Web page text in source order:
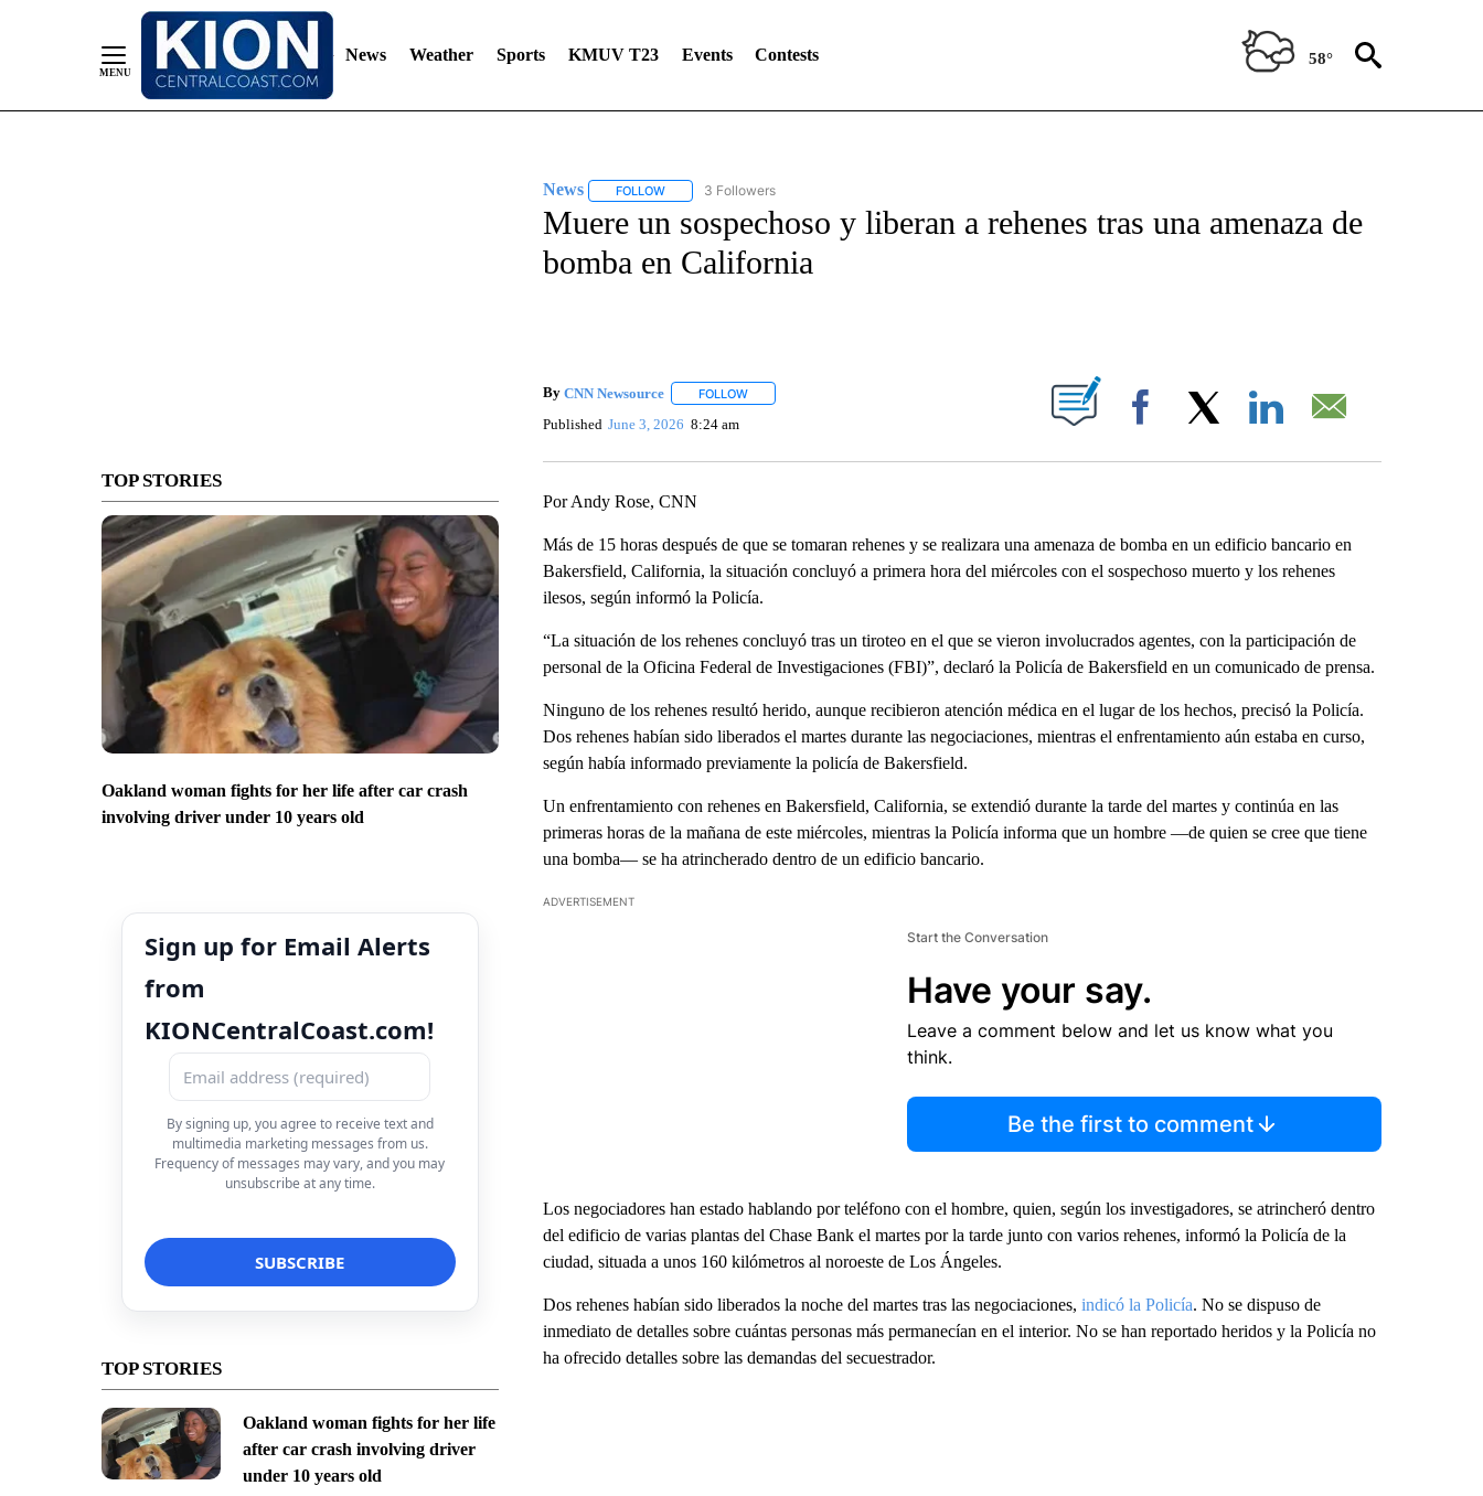
News Weather Sports KMUV T23 Events Contests 58°
TOP STORIES
Oakland woman fights for her life after car crash
involving driver under 10 years old
Sign up for Email Alerts
from
KIONCentralCoast.com!
By signing up, you agree to receive text and
multimedia marketing messages from us.
Frequency of messages may vary, and you may
unsubscribe at any time.
TOP STORIES
Oakland woman fights for her life
after car crash involving driver
under 10 years old
News FOLLOWFOLLOW "NEWS" TO RECEIVE NOTIFICATIONS ABOUT NEW PAGES ON "NEWS".
3 Followers
Muere un sospechoso y liberan a rehenes tras una amenaza de
bomba en California
By CNN Newsource FOLLOWFOLLOW "" TO RECEIVE NOTIFICATIONS ABOUT NEW PAGES ON "".
Published June 3, 2026 8:24 am Facebook
Por Andy Rose, CNN
Más de 15 horas después de que se tomaran rehenes y se realizara una amenaza de bomba en un edificio bancario en
Bakersfield, California, la situación concluyó a primera hora del miércoles con el sospechoso muerto y los rehenes
ilesos, según informó la Policía.
“La situación de los rehenes concluyó tras un tiroteo en el que se vieron involucrados agentes, con la participación de
personal de la Oficina Federal de Investigaciones (FBI)”, declaró la Policía de Bakersfield en un comunicado de prensa.
Ninguno de los rehenes resultó herido, aunque recibieron atención médica en el lugar de los hechos, precisó la Policía.
Dos rehenes habían sido liberados el martes durante las negociaciones, mientras el enfrentamiento aún estaba en curso,
según había informado previamente la policía de Bakersfield.
Un enfrentamiento con rehenes en Bakersfield, California, se extendió durante la tarde del martes y continúa en las
primeras horas de la mañana de este miércoles, mientras la Policía informa que un hombre —de quien se cree que tiene
una bomba— se ha atrincherado dentro de un edificio bancario.
ADVERTISEMENT
Start the Conversation
Have your say.
Leave a comment below and let us know what you
think.
Be the first to comment
Los negociadores han estado hablando por teléfono con el hombre, quien, según los investigadores, se atrincheró dentro
del edificio de varias plantas del Chase Bank el martes por la tarde junto con varios rehenes, informó la Policía de la
ciudad, situada a unos 160 kilómetros al noroeste de Los Ángeles.
Dos rehenes habían sido liberados la noche del martes tras las negociaciones, indicó la Policía. No se dispuso de
inmediato de detalles sobre cuántas personas más permanecían en el interior. No se han reportado heridos y la Policía no
ha ofrecido detalles sobre las demandas del secuestrador.